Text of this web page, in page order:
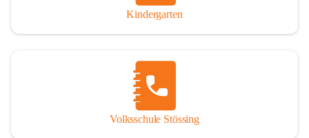
Kindergarten
Volksschule Stössing